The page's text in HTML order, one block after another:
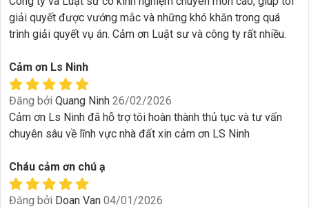
giải quyết được vướng mắc và những khó khăn trong quá
trình giải quyết vụ án. Cảm ơn Luật sư và công ty rất nhiều.
Cảm ơn Ls Ninh
Đăng bởi Quang Ninh 26/02/2026
Cảm ơn Ls Ninh đã hỗ trợ tôi hoàn thành thủ tục và tư vấn
chuyên sâu về lĩnh vực nhà đất xin cảm ơn LS Ninh
Cháu cảm ơn chú ạ
Đăng bởi Doan Van 04/01/2026